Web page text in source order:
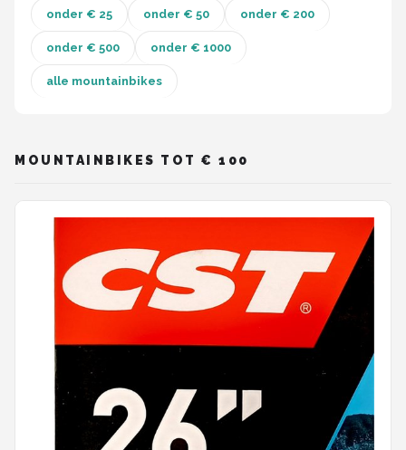
Elektrische fietsen
Mountainbikes
Basil
ABUS
AXA
New Looxs
BBB Cycling
onder € 25 onder € 50 onder € 200
onder € 500 onder € 1000
alle mountainbikes
MOUNTAINBIKES TOT € 100